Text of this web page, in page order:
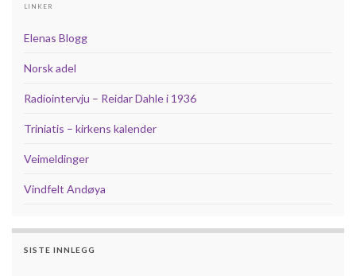
LINKER
Elenas Blogg
Norsk adel
Radiointervju – Reidar Dahle i 1936
Triniatis – kirkens kalender
Veimeldinger
Vindfelt Andøya
SISTE INNLEGG